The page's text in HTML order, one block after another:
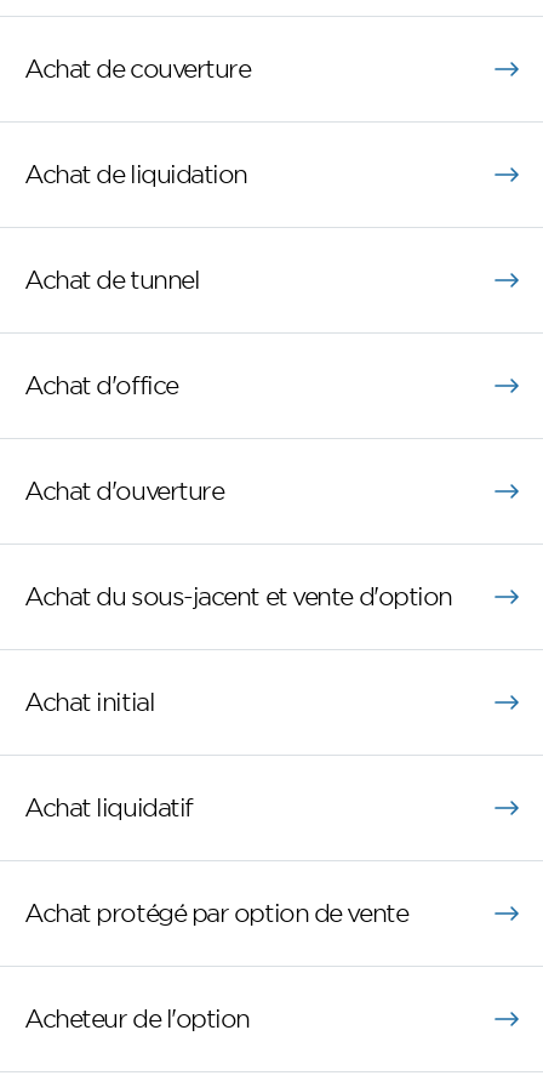
Achat de couverture
Achat de liquidation
Achat de tunnel
Achat d'office
Achat d'ouverture
Achat du sous-jacent et vente d'option
Achat initial
Achat liquidatif
Achat protégé par option de vente
Acheteur de l'option